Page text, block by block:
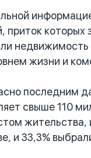
приток
жизни и
последним
свыше 110
и 33,3%